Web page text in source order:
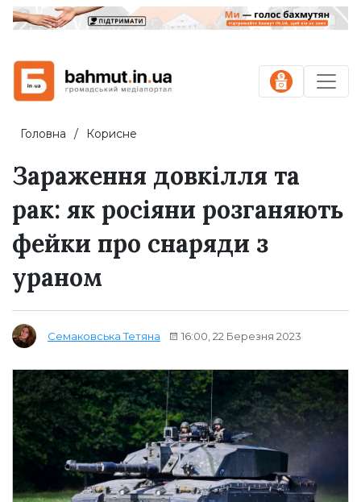
Головна Корисне
Зараження довкілля та
рак: як росіяни розганяють
фейки про снаряди з
ураном
Семаковська Тетяна 16:00, 22 Березня 2023